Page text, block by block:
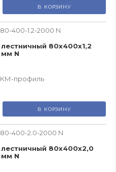
В КОРЗИНУ
400-1.2-2000 N
80х400х1,2
N
КМ-профиль
В КОРЗИНУ
400-2.0-2000 N
80х400х2,0
N